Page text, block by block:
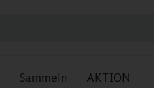
Sammeln AKTION